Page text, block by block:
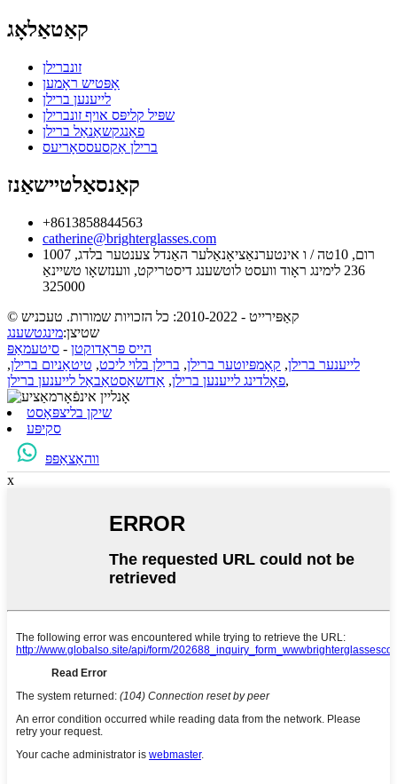
קאַטאַלאָג
זונברילן
אָפּטיש ראָמען
לייענען ברילן
שפּיל קליפּס אויף זונברילן
פאַנגקשאַנאַל ברילן
ברילן אַקסעססאָריעס
קאַנסאַלטיישאַנז
+8613858844563
catherine@brighterglasses.com
1007 רום, 10טה / ו אינטערנאַציאָנאַלער האַנדל צענטער בלדג,
236 לימינג ראָוד וועסט לוטשענג דיסטריקט, ווענזשאָו טשיינאַ
325000
© קאַפּירייט - 2010-2022: כל הזכויות שמורות. טעכניש
שטיצן:מינגטשענג
הייס פּראָדוקטן - סיטעמאַפּ
לייענער ברילן, קאָמפּיוטער ברילן, ברילן בלוי ליכט, טיטאַניום ברילן,
פאָלדינג לייענען ברילן, אַדזשאַסטאַבאַל לייענען ברילן ,
שיקן בליצפּאָסט
סקיפּע
ווהאַצאַפּפּ
x